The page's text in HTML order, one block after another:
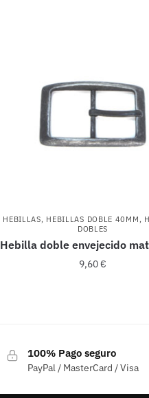
HEBILLAS, HEBILLAS DOBLE 40MM ,
DOBLES
Hebilla doble envejecido
9,60€
100% Pago seguro
PayPal / MasterCard / Visa